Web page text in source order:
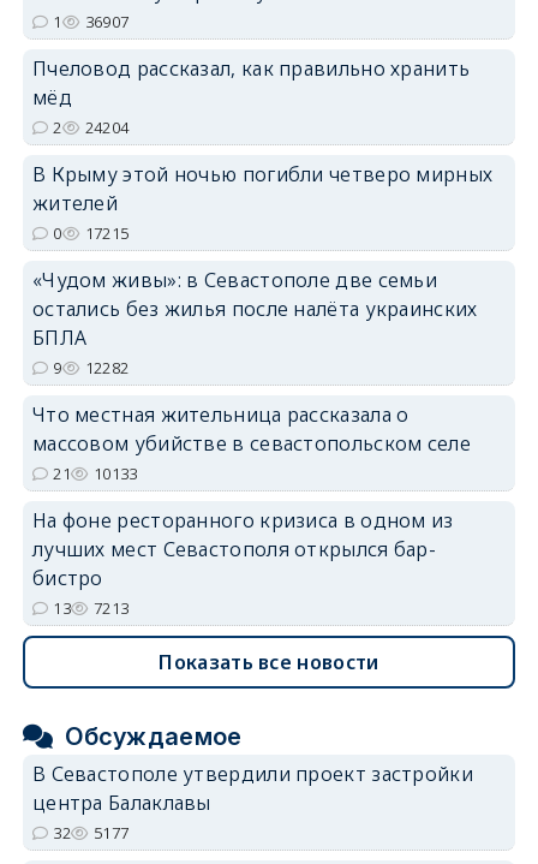
erid: 2SDnjdvhGXG
1 36907
Пчеловод рассказал, как правильно хранить
мёд
2 24204
В Крыму этой ночью погибли четверо мирных
жителей
0 17215
«Чудом живы»: в Севастополе две семьи
остались без жилья после налёта украинских
БПЛА
9 12282
Что местная жительница рассказала о
массовом убийстве в севастопольском селе
21 10133
На фоне ресторанного кризиса в одном из
лучших мест Севастополя открылся бар-
бистро
13 7213
Показать все новости
Обсуждаемое
В Севастополе утвердили проект застройки
центра Балаклавы
32 5177